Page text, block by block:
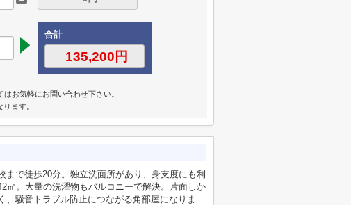
合計
お気軽にお問い合わせ下さい。
ます。
で徒歩20分。独立洗面所があり、身支度にも利
㎡。大量の洗濯物もバルコニーで解決。片面しか
騒音トラブル防止につながる角部屋になりま